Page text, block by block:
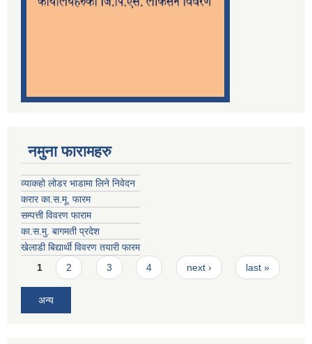
नमुना फारामहरु
व्याकहो लोडर भाडामा लिने निवेदन
करार का.स.मू. फारम
सम्पत्ती विवरण फाराम
का.स.मु. बागमती प्रदेश
खेलाडी बिद्यार्थी विवरण तयारी फारम
Pages
1 2 3 4 next › last »
अन्य